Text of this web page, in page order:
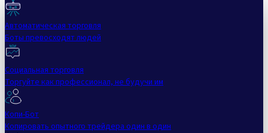
Автоматическая торговля
Боты превосходят людей
Социальная торговля
Торгуйте как профессионал, не будучи им
Копи-Бот
Копировать опытного трейдера один в один